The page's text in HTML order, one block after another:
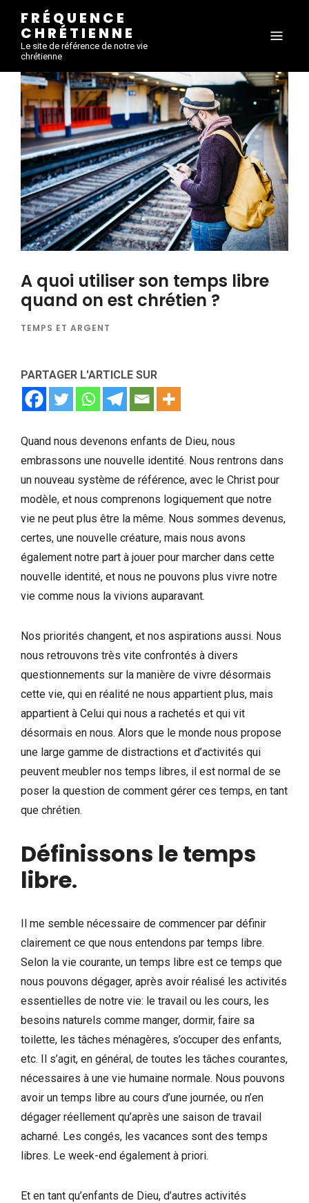
FRÉQUENCE
CHRÉTIENNE
Le site de référence de notre vie
chrétienne
A quoi utiliser son temps libre
quand on est chrétien ?
TEMPS ET ARGENT
PARTAGER L'ARTICLE SUR
Quand nous devenons enfants de Dieu, nous
embrassons une nouvelle identité. Nous rentrons dans
un nouveau système de référence, avec le Christ pour
modèle, et nous comprenons logiquement que notre
vie ne peut plus être la même. Nous sommes devenus,
certes, une nouvelle créature, mais nous avons
également notre part à jouer pour marcher dans cette
nouvelle identité, et nous ne pouvons plus vivre notre
vie comme nous la vivions auparavant.
Nos priorités changent, et nos aspirations aussi. Nous
nous retrouvons très vite confrontés à divers
questionnements sur la manière de vivre désormais
cette vie, qui en réalité ne nous appartient plus, mais
appartient à Celui qui nous a rachetés et qui vit
désormais en nous. Alors que le monde nous propose
une large gamme de distractions et d’activités qui
peuvent meubler nos temps libres, il est normal de se
poser la question de comment gérer ces temps, en tant
que chrétien.
Définissons le temps
libre.
Il me semble nécessaire de commencer par définir
clairement ce que nous entendons par temps libre.
Selon la vie courante, un temps libre est ce temps que
nous pouvons dégager, après avoir réalisé les activités
essentielles de notre vie: le travail ou les cours, les
besoins naturels comme manger, dormir, faire sa
toilette, les tâches ménagères, s’occuper des enfants,
etc. Il s’agit, en général, de toutes les tâches courantes,
nécessaires à une vie humaine normale. Nous pouvons
avoir un temps libre au cours d’une journée, ou n’en
dégager réellement qu’après une saison de travail
acharné. Les congés, les vacances sont des temps
libres. Le week-end également à priori.
Et en tant qu’enfants de Dieu, d’autres activités